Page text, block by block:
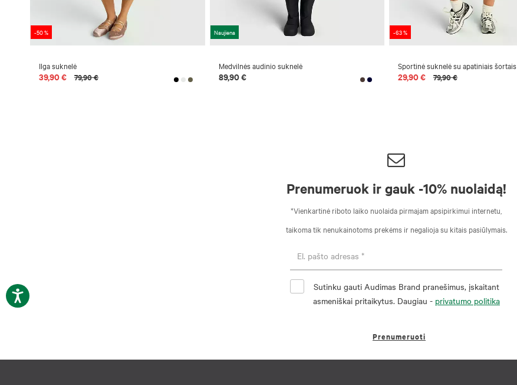
-50 %
Ilga suknelė
39,90 € 79,90 €
Naujiena
Medvilnės audinio suknelė
89,90 €
-63 %
Sportinė suknelė su apatiniais šortais
29,90 € 79,90 €
Prenumeruok ir gauk -10% nuolaidą!
*Vienkartinė riboto laiko nuolaida pirmajam apsipirkimui internetu,
taikoma tik nenukainotoms prekėms ir negalioja su kitais pasiūlymais.
Sutinku gauti Audimas Brand pranešimus, įskaitant
asmeniškai pritaikytus. Daugiau - privatumo politika
Prenumeruoti